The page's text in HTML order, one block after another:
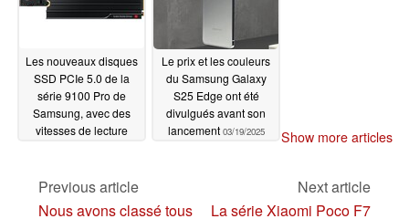
Les nouveaux disques
SSD PCIe 5.0 de la
série 9100 Pro de
Samsung, avec des
vitesses de lecture
disponibles03/20/2025
Le prix et les couleurs
du Samsung Galaxy
S25 Edge ont été
divulgués avant son
lancement 03/19/2025 Show more articles
Previous article
Nous avons classé tous
Next article
La série Xiaomi Poco F7